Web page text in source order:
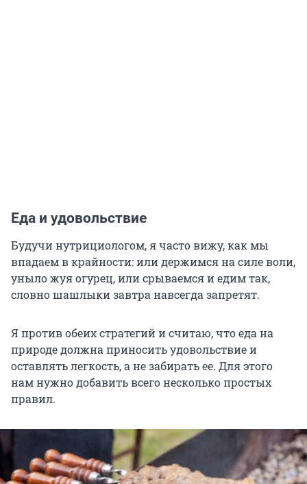
Еда и удовольствие
Будучи нутрициологом, я часто вижу, как мы
впадаем в крайности: или держимся на силе воли,
уныло жуя огурец, или срываемся и едим так,
словно шашлыки завтра навсегда запретят.
Я против обеих стратегий и считаю, что еда на
природе должна приносить удовольствие и
оставлять легкость, а не забирать ее. Для этого
нам нужно добавить всего несколько простых
правил.